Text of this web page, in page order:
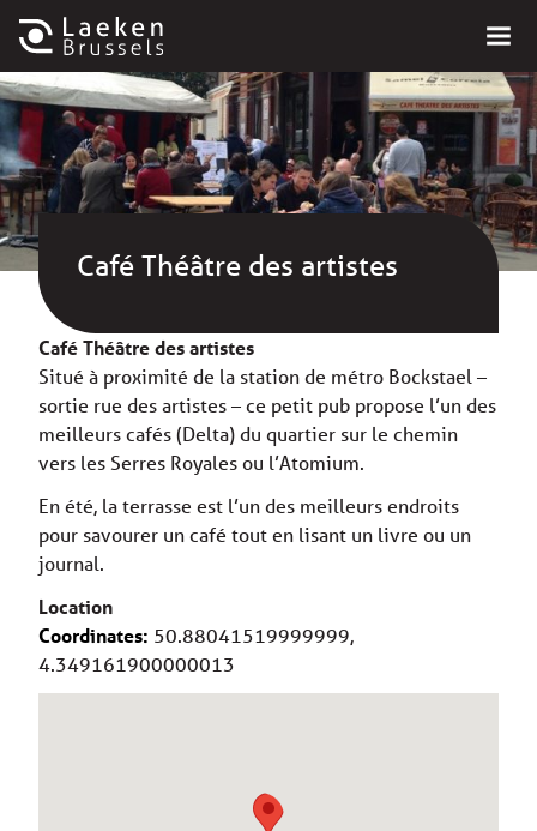
Café Théâtre des artistes
Café Théâtre des artistes
Situé à proximité de la station de métro Bockstael –
sortie rue des artistes – ce petit pub propose l’un des
meilleurs cafés (Delta) du quartier sur le chemin
vers les Serres Royales ou l’Atomium.
En été, la terrasse est l’un des meilleurs endroits
pour savourer un café tout en lisant un livre ou un
journal.
Location
Coordinates: 50.88041519999999,
4.349161900000013